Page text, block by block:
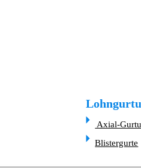
Axial-
Blistergurte